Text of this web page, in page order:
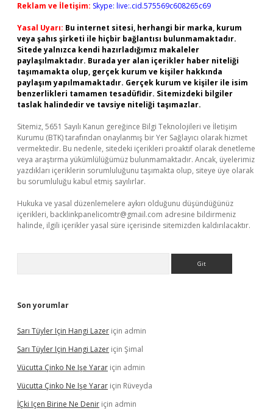
Reklam ve İletişim: Skype: live:.cid.575569c608265c69
Yasal Uyarı: Bu internet sitesi, herhangi bir marka, kurum
veya şahıs şirketi ile hiçbir bağlantısı bulunmamaktadır.
Sitede yalnızca kendi hazırladığımız makaleler
paylaşılmaktadır. Burada yer alan içerikler haber niteliği
taşımamakta olup, gerçek kurum ve kişiler hakkında
paylaşım yapılmamaktadır. Gerçek kurum ve kişiler ile isim
benzerlikleri tamamen tesadüfidir. Sitemizdeki bilgiler
taslak halindedir ve tavsiye niteliği taşımazlar.
Sitemiz, 5651 Sayılı Kanun gereğince Bilgi Teknolojileri ve İletişim
Kurumu (BTK) tarafından onaylanmış bir Yer Sağlayıcı olarak hizmet
vermektedir. Bu nedenle, sitedeki içerikleri proaktif olarak denetleme
veya araştırma yükümlülüğümüz bulunmamaktadır. Ancak, üyelerimiz
yazdıkları içeriklerin sorumluluğunu taşımakta olup, siteye üye olarak
bu sorumluluğu kabul etmiş sayılırlar.
Hukuka ve yasal düzenlemelere aykırı olduğunu düşündüğünüz
içerikleri, backlinkpanelicomtr@gmail.com adresine bildirmeniz
halinde, ilgili içerikler yasal süre içerisinde sitemizden kaldırılacaktır.
Son yorumlar
Sarı Tüyler Için Hangi Lazer için admin
Sarı Tüyler Için Hangi Lazer için Şimal
Vücutta Çinko Ne Işe Yarar için admin
Vücutta Çinko Ne Işe Yarar için Rüveyda
İÇki Içen Birine Ne Denir için admin